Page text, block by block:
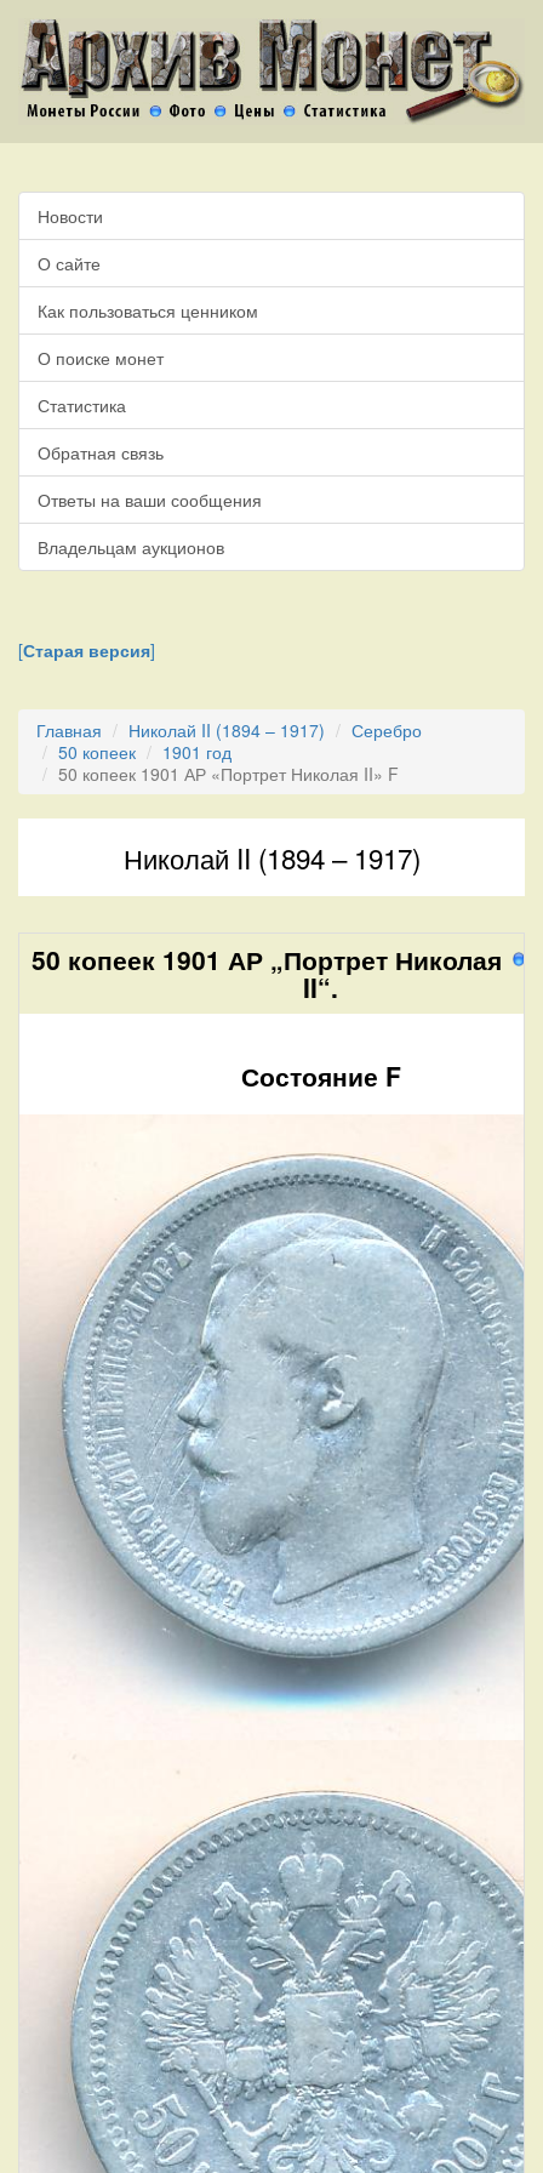
Новости
О сайте
Как пользоваться ценником
О поиске монет
Статистика
Обратная связь
Ответы на ваши сообщения
Владельцам аукционов
[Старая версия]
Главная Николай II (1894 – 1917)
Серебро
50 копеек
1901 год
50 копеек 1901 АР «Портрет Николая II» F
Николай II (1894 – 1917)
50 копеек 1901 АР „Портрет Николая
II“.
Состояние F